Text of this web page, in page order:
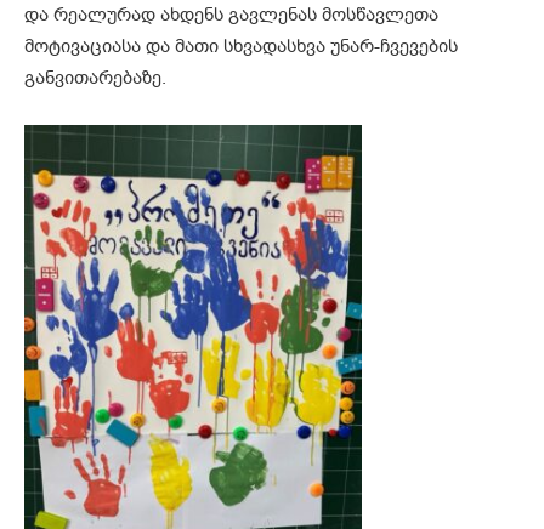
და რეალურად ახდენს გავლენას მოსწავლეთა
მოტივაციასა და მათი სხვადასხვა უნარ-ჩვევების
განვითარებაზე.